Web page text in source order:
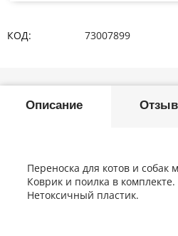
КОД: 73007899
Описание
Переноска для котов и собак
Коврик и поилка в комплекте.
Нетоксичный пластик.